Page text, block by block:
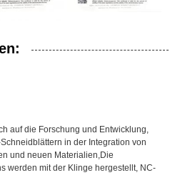
auf die Forschung und Entwicklung,
in der Integration von
und neuen Materialien,Die
werden mit der Klinge hergestellt, NC-